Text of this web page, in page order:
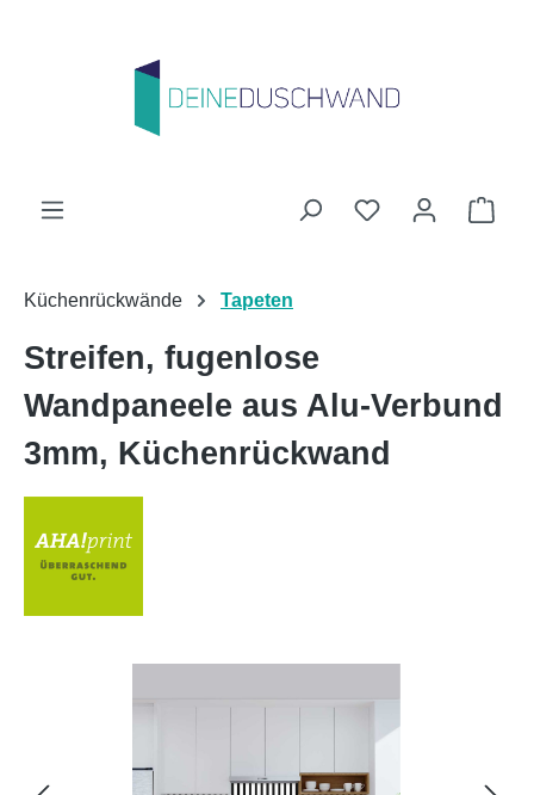
Du hast 0
Küchenrückwände Tapeten
Streifen, fugenlose
Wandpaneele aus Alu-Verbund
3mm, Küchenrückwand